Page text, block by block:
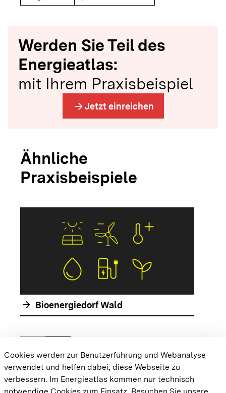
Werden Sie Teil des
Energieatlas:
mit Ihrem Praxisbeispiel
arrow_forward Jetzt einreichen
Ähnliche
Praxisbeispiele
arrow_forward Bioenergiedorf Wald
Zur vorhergehenden Folie springen
chevron_rightZur nächsten Folie springen
{{#displayPraxisbeispielMap}} {{{body}}}
{{/displayPraxisbeispielMap}}
Cookies werden zur Benutzerführung und Webanalyse
verwendet und helfen dabei, diese Webseite zu
verbessern. Im Energieatlas kommen nur technisch